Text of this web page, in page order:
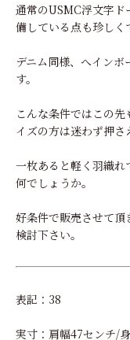
通常のUSMC浮文字ド
備している点も珍しく
デニム同様、へインボ
す。
こんな条件ではこの
イズの方は迷わず押さ
一枚あると軽く羽織
何でしょうか。
好条件で販売させて
検討下さい。
表記：38
実寸：肩幅47センチ/